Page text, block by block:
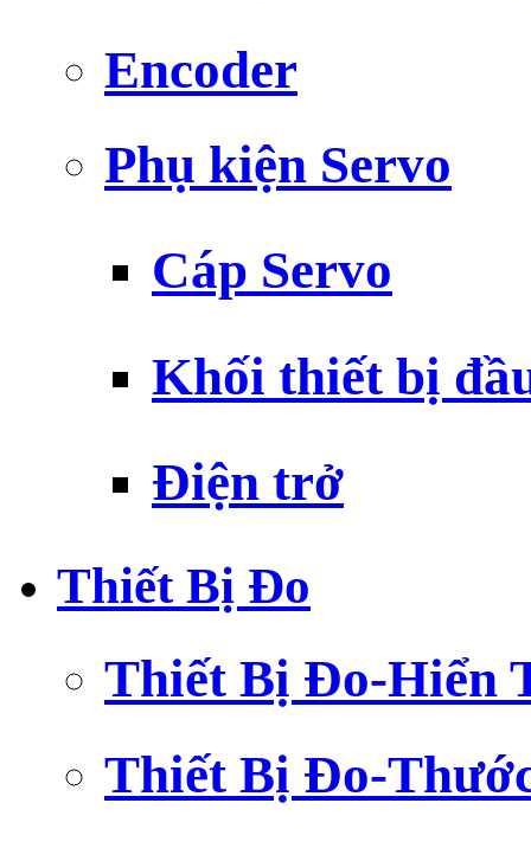
Encoder
Phụ kiện Servo
Cáp Servo
Khối thiết bị
Điện trở
Thiết Bị Đo
Thiết Bị Đo-Hiển
Thiết Bị Đo-